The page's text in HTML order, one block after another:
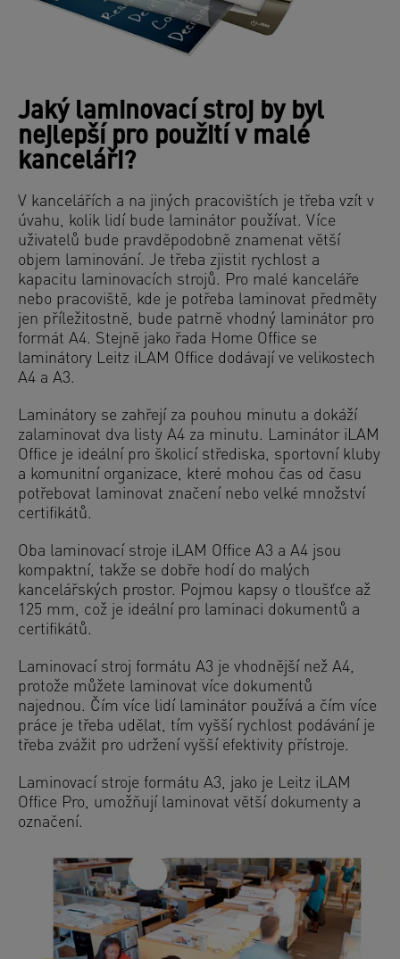
Jaký laminovací stroj by byl
nejlepší pro použití v malé
kanceláři?
V kancelářích a na jiných pracovištích je třeba vzít v
úvahu, kolik lidí bude laminátor používat. Více
uživatelů bude pravděpodobně znamenat větší
objem laminování. Je třeba zjistit rychlost a
kapacitu laminovacích strojů. Pro malé kanceláře
nebo pracoviště, kde je potřeba laminovat předměty
jen příležitostně, bude patrně vhodný laminátor pro
formát A4. Stejně jako řada Home Office se
laminátory Leitz iLAM Office dodávají ve velikostech
A4 a A3.
Laminátory se zahřejí za pouhou minutu a dokáží
zalaminovat dva listy A4 za minutu. Laminátor iLAM
Office je ideální pro školicí střediska, sportovní kluby
a komunitní organizace, které mohou čas od času
potřebovat laminovat značení nebo velké množství
certifikátů.
Oba laminovací stroje iLAM Office A3 a A4 jsou
kompaktní, takže se dobře hodí do malých
kancelářských prostor. Pojmou kapsy o tloušťce až
125 mm, což je ideální pro laminaci dokumentů a
certifikátů.
Laminovací stroj formátu A3 je vhodnější než A4,
protože můžete laminovat více dokumentů
najednou. Čím více lidí laminátor používá a čím více
práce je třeba udělat, tím vyšší rychlost podávání je
třeba zvážit pro udržení vyšší efektivity přístroje.
Laminovací stroje formátu A3, jako je Leitz iLAM
Office Pro, umožňují laminovat větší dokumenty a
označení.